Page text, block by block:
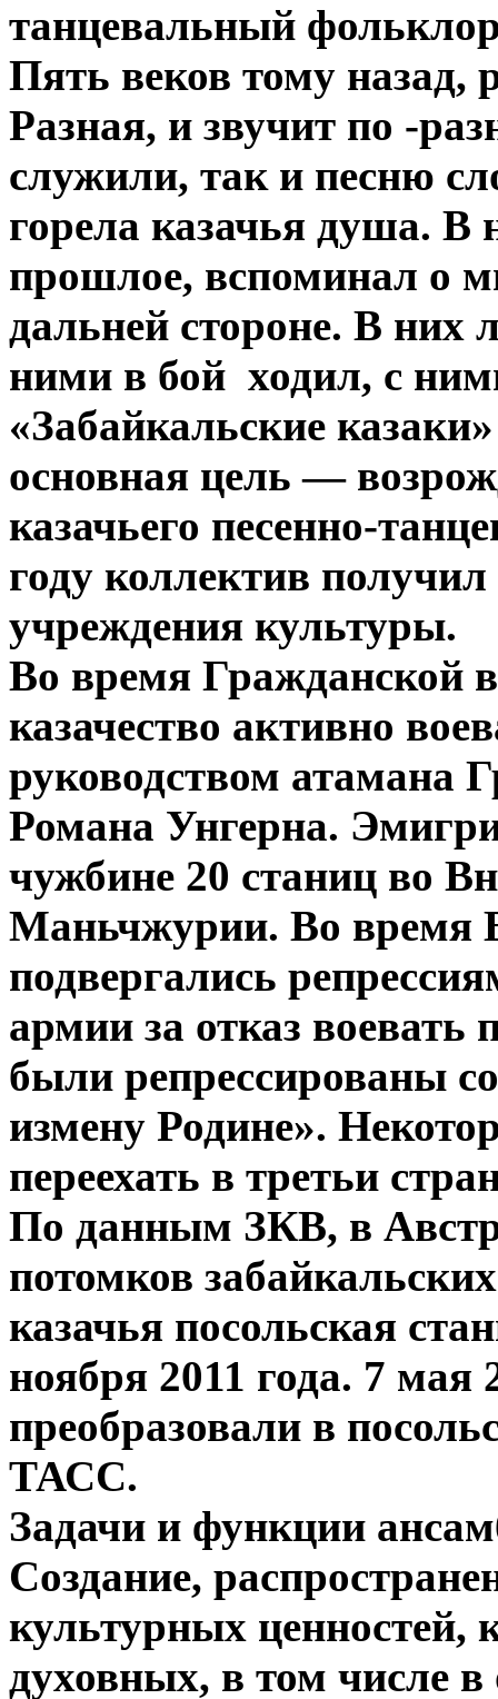
танцевальный
Пять веков тому назад,
Разная, и звучит по -
служили, так и песню
горела казачья душа. В
прошлое, вспоминал о
дальней стороне. В них
ними в бой ходил, с
«Забайкальские
основная цель —
казачьего песенно-
году коллектив получил
учреждения культуры.
Во время Гражданской
казачество активно
руководством атамана
Романа Унгерна.
чужбине 20 станиц во
Маньчжурии. Во время
подвергались
армии за отказ
были репрессированы
измену Родине».
переехать в третьи
По данным ЗКВ, в
потомков
казачья посольская
ноября 2011 года. 7 мая
преобразовали в
ТАСС.
Задачи и функции
Cоздание,
культурных ценностей,
духовных, в том числе